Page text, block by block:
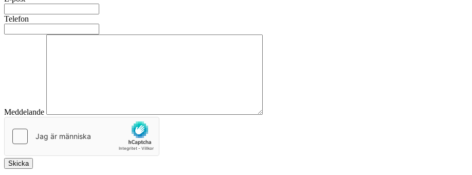
Telefon
Meddelande
Skicka